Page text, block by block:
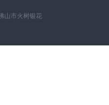
山市火树银花